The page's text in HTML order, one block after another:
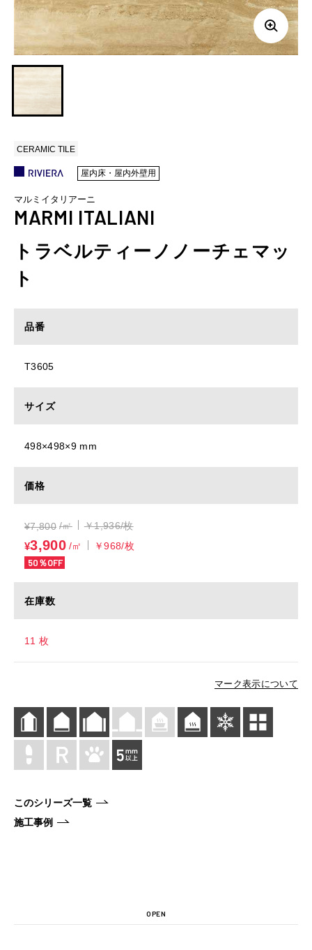
CERAMIC TILE
屋内床・屋内外壁用
マルミイタリアーニ
MARMI ITALIANI
トラベルティーノノーチェマッ
ト
品番
T3605
サイズ
498×498×9 mm
価格
¥7,800 /㎡ ￥1,936/枚
¥3,900 /㎡
￥968/枚
50％OFF
在庫数
11 枚
マーク表示について
このシリーズ一覧
施工事例
OPEN